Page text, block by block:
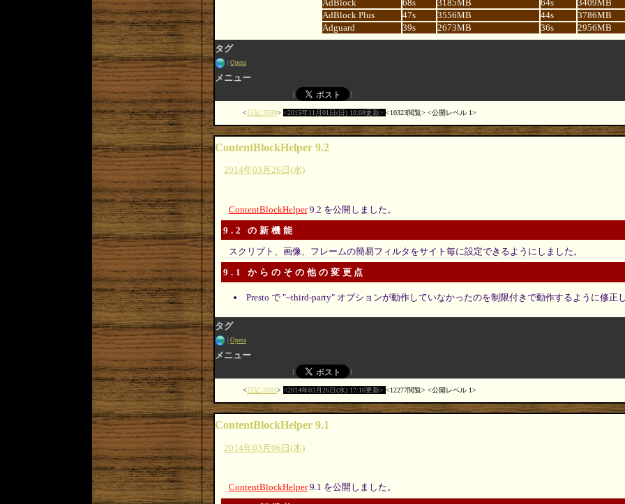
AdBlock
68s 3185MB 64s
3409MB
AdBlock Plus
47s 3556MB 44s
3786MB
Adguard
39s 2673MB 36s 2956MB
タグ
Opera
メニュー
日記:3339 2015年11月01日(日) 10:08更新 10323閲覧 公開レベル 1
ContentBlockHelper 9.2
2014年03月26日(水)
ContentBlockHelper9.2 を公開しました。
9.2 の新機能
スクリプト、画像、フレームの簡易フィルタをサイト毎に設定できるようにしました。
9.1 からのその他の変更点
Presto で "~third-party" オプションが動作していなかったのを制限付きで動作するように修正
タグ
Opera
メニュー
日記:3281 2014年03月26日(水) 17:16更新 12277閲覧 公開レベル 1
ContentBlockHelper 9.1
2014年03月06日(木)
ContentBlockHelper9.1 を公開しました。